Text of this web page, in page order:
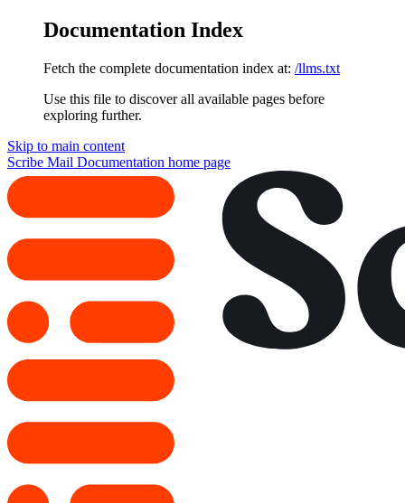
Documentation Index
Fetch the complete documentation index at: /llms.txt
Use this file to discover all available pages before
exploring further.
Skip to main content
Scribe Mail Documentation home page